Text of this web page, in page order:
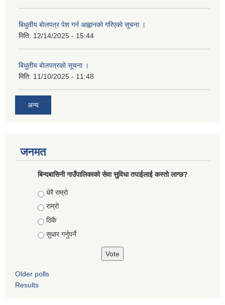
बिधुतीय बाेलपत्र पेश गर्न आह्वानको गरिएकाे सूचना ।
मिति: 12/14/2025 - 15:44
बिधुतीय बाेलपत्रकाे सूचना ।
मिति: 11/10/2025 - 11:48
अन्य
जनमत
बिन्दबासिनी गाउँपालिकाको सेवा सुविधा तपाईलाई कस्तो लाग्छ?
Choices
धेरै राम्रो
राम्रो
ठिकै
सुधार गर्नुपर्ने
Older polls
Results